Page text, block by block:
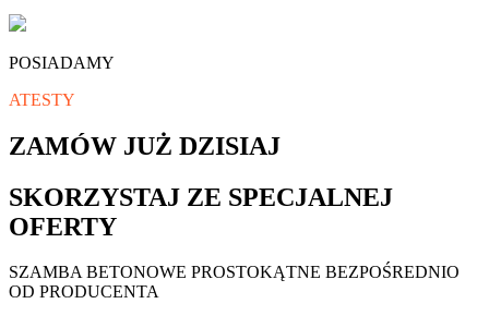
POSIADAMY
ATESTY
ZAMÓW JUŻ DZISIAJ
SKORZYSTAJ ZE SPECJALNEJ
OFERTY
SZAMBA BETONOWE PROSTOKĄTNE BEZPOŚREDNIO
OD PRODUCENTA